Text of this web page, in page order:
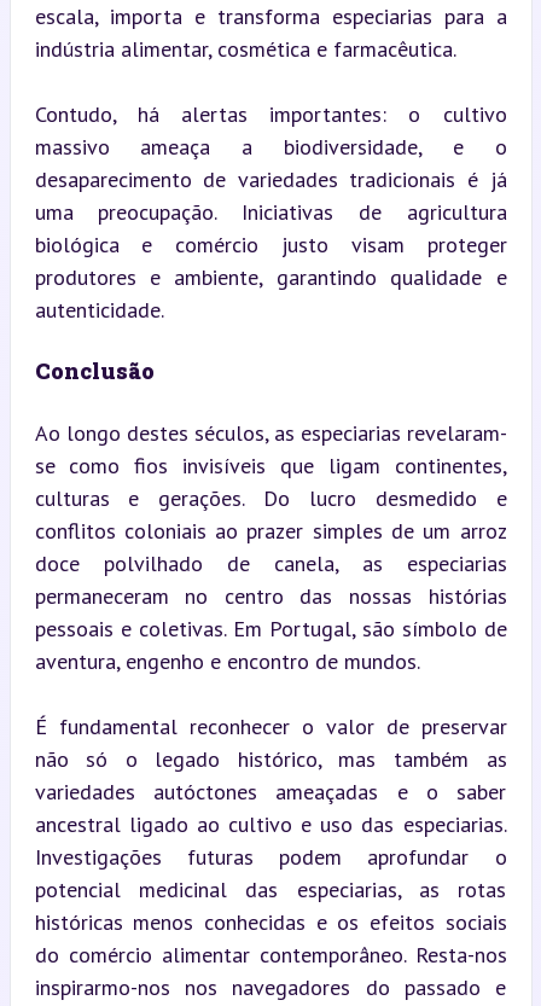
escala, importa e transforma especiarias para a
indústria alimentar, cosmética e farmacêutica.
Contudo, há alertas importantes: o cultivo
massivo ameaça a biodiversidade, e o
desaparecimento de variedades tradicionais é já
uma preocupação. Iniciativas de agricultura
biológica e comércio justo visam proteger
produtores e ambiente, garantindo qualidade e
autenticidade.
Conclusão
Ao longo destes séculos, as especiarias revelaram-
se como fios invisíveis que ligam continentes,
culturas e gerações. Do lucro desmedido e
conflitos coloniais ao prazer simples de um arroz
doce polvilhado de canela, as especiarias
permaneceram no centro das nossas histórias
pessoais e coletivas. Em Portugal, são símbolo de
aventura, engenho e encontro de mundos.
É fundamental reconhecer o valor de preservar
não só o legado histórico, mas também as
variedades autóctones ameaçadas e o saber
ancestral ligado ao cultivo e uso das especiarias.
Investigações futuras podem aprofundar o
potencial medicinal das especiarias, as rotas
históricas menos conhecidas e os efeitos sociais
do comércio alimentar contemporâneo. Resta-nos
inspirarmo-nos nos navegadores do passado e